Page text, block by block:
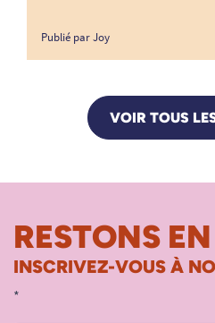
Publié par Joy
VOIR TOUS
RESTONS
INSCRIVEZ-VOUS À
*